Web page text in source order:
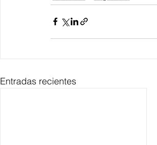
Entradas recientes